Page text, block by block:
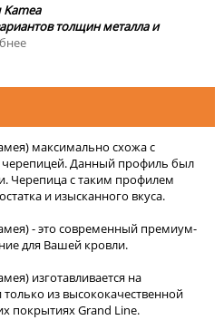
толщин металла и
максимально схожа с
черепицей. Данный профиль был
Черепица с таким профилем
и изысканного вкуса.
- это современный премиум-
для Вашей кровли.
изготавливается на
из высококачественной
покрытиях Grand Line.